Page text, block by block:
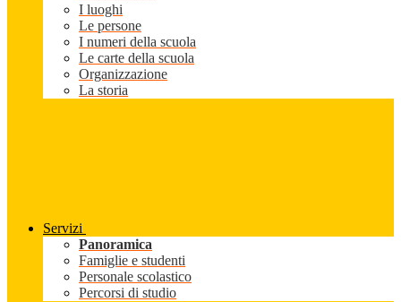
I luoghi
Le persone
I numeri della scuola
Le carte della scuola
Organizzazione
La storia
Servizi
Panoramica
Famiglie e studenti
Personale scolastico
Percorsi di studio